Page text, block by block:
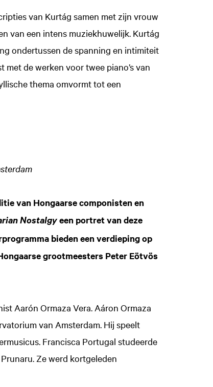
van Kurtág samen met zijn vrouw
van een intens muziekhuwelijk. Kurtág
ondertussen de spanning en intimiteit
de werken voor twee piano’s van
thema omvormt tot een
van Hongaarse componisten en
Nostalgyeen portret van deze
bieden een verdieping op
grootmeesters Peter Eötvös
Aarón Ormaza Vera. Aáron Ormaza
van Amsterdam. Hij speelt
Francisca Portugal studeerde
Ze werd kortgeleden